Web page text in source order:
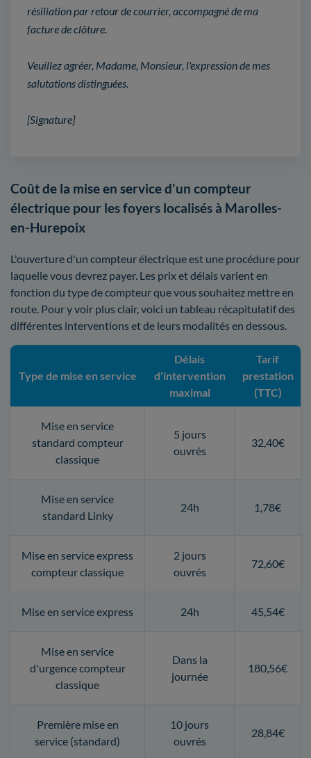
résiliation par retour de courrier, accompagné de ma
facture de clôture.
Veuillez agréer, Madame, Monsieur, l'expression de mes
salutations distinguées.
[Signature]
Coût de la mise en service d'un compteur
électrique pour les foyers localisés à Marolles-
en-Hurepoix
L'ouverture d'un compteur électrique est une procédure pour
laquelle vous devrez payer. Les prix et délais varient en
fonction du type de compteur que vous souhaitez mettre en
route. Pour y voir plus clair, voici un tableau récapitulatif des
différentes interventions et de leurs modalités en dessous.
Type de mise en service
Délais
d'intervention
maximal
Tarif
prestation
(TTC)
Mise en service
standard compteur
classique
5 jours
ouvrés
32,40€
Mise en service
standard Linky
24h 1,78€
Mise en service express
compteur classique
2 jours
ouvrés
72,60€
Mise en service express 24h 45,54€
Mise en service
d'urgence compteur
classique
Dans la
journée
180,56€
Première mise en
service (standard)
10 jours
ouvrés
28,84€